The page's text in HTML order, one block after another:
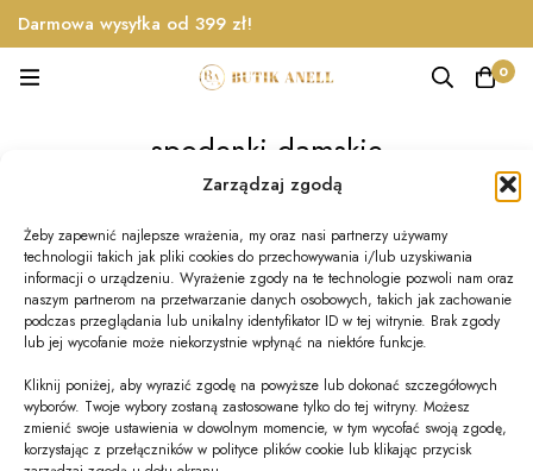
Zarządzaj zgodą
Żeby zapewnić najlepsze wrażenia, my oraz nasi partnerzy używamy
technologii takich jak pliki cookies do przechowywania i/lub uzyskiwania
informacji o urządzeniu. Wyrażenie zgody na te technologie pozwoli nam oraz
naszym partnerom na przetwarzanie danych osobowych, takich jak zachowanie
podczas przeglądania lub unikalny identyfikator ID w tej witrynie. Brak zgody
lub jej wycofanie może niekorzystnie wpłynąć na niektóre funkcje.
Kliknij poniżej, aby wyrazić zgodę na powyższe lub dokonać szczegółowych
wyborów. Twoje wybory zostaną zastosowane tylko do tej witryny. Możesz
zmienić swoje ustawienia w dowolnym momencie, w tym wycofać swoją zgodę,
korzystając z przełączników w polityce plików cookie lub klikając przycisk
Darmowa wysyłka od 399 zł!
0
spodenki damskie
Produkty spodenki damskie
Wyświetlono jeden wynik Najnowsze